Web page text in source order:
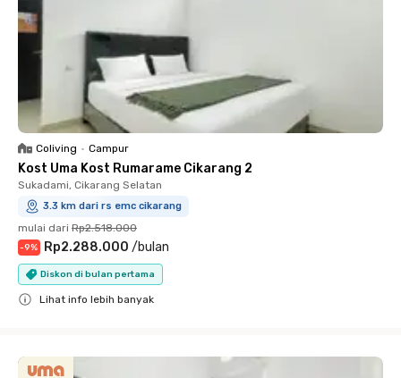
Coliving • Campur
Kost Uma Kost Rumarame Cikarang 2
Sukadami, Cikarang Selatan
3.3 km dari rs emc cikarang
mulai dari Rp2.518.000
-9% Rp2.288.000 /bulan
Diskon di bulan pertama
Lihat info lebih banyak